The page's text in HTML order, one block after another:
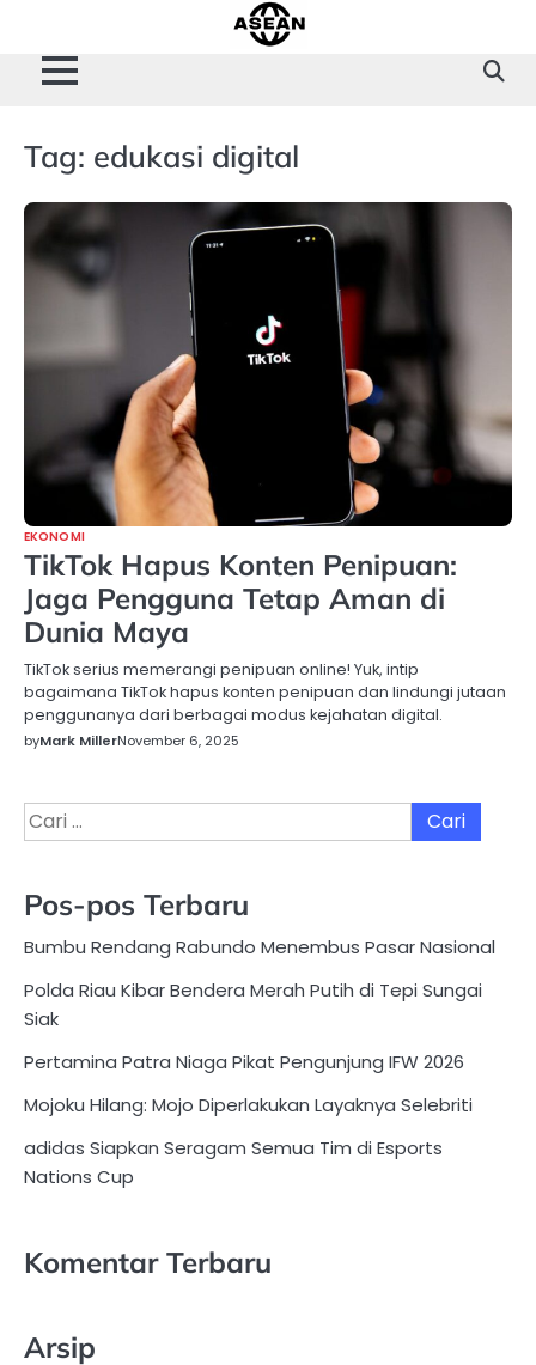
content
Tag: edukasi digital
EKONOMI
TikTok Hapus Konten Penipuan:
Jaga Pengguna Tetap Aman di
Dunia Maya
TikTok serius memerangi penipuan online! Yuk, intip
bagaimana TikTok hapus konten penipuan dan lindungi jutaan
penggunanya dari berbagai modus kejahatan digital.
byMark MillerNovember 6, 2025
Cari
untuk:
Pos-pos Terbaru
Bumbu Rendang Rabundo Menembus Pasar Nasional
Polda Riau Kibar Bendera Merah Putih di Tepi Sungai
Siak
Pertamina Patra Niaga Pikat Pengunjung IFW 2026
Mojoku Hilang: Mojo Diperlakukan Layaknya Selebriti
adidas Siapkan Seragam Semua Tim di Esports
Nations Cup
Komentar Terbaru
Arsip